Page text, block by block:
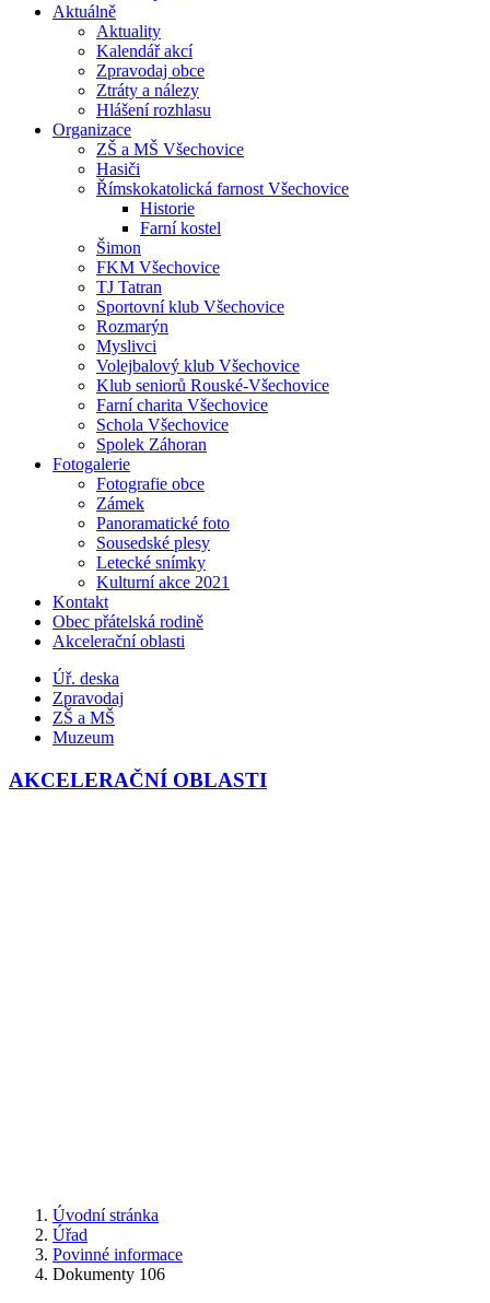
Aktuálně
Aktuality
Kalendář akcí
Zpravodaj obce
Ztráty a nálezy
Hlášení rozhlasu
Organizace
ZŠ a MŠ Všechovice
Hasiči
Římskokatolická farnost Všechovice
Historie
Farní kostel
Šimon
FKM Všechovice
TJ Tatran
Sportovní klub Všechovice
Rozmarýn
Myslivci
Volejbalový klub Všechovice
Klub seniorů Rouské-Všechovice
Farní charita Všechovice
Schola Všechovice
Spolek Záhoran
Fotogalerie
Fotografie obce
Zámek
Panoramatické foto
Sousedské plesy
Letecké snímky
Kulturní akce 2021
Kontakt
Obec přátelská rodině
Akcelerační oblasti
Úř. deska
Zpravodaj
ZŠ a MŠ
Muzeum
AKCELERAČNÍ OBLASTI
Úvodní stránka
Úřad
Povinné informace
Dokumenty 106